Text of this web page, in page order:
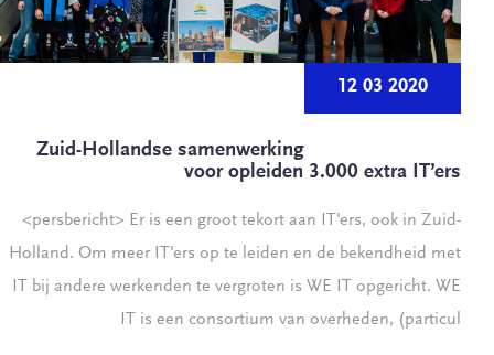
12 03 2020
Zuid-Hollandse samenwerking
voor opleiden 3.000 extra IT’ers
<persbericht> Er is een groot tekort aan IT'ers, ook in Zuid-
Holland. Om meer IT'ers op te leiden en de bekendheid met
IT bij andere werkenden te vergroten is WE IT opgericht. WE
IT is een consortium van overheden, (particul